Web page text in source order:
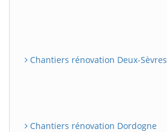
Chantiers rénovation Deux-Sèvres
Chantiers rénovation Dordogne